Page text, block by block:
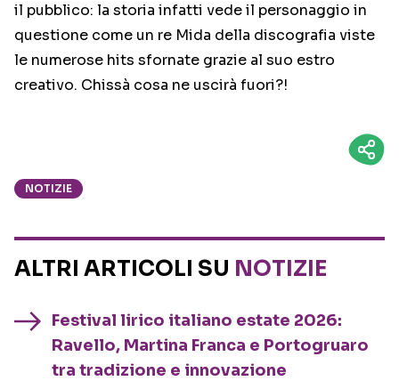
il pubblico: la storia infatti vede il personaggio in
questione come un re Mida della discografia viste
le numerose hits sfornate grazie al suo estro
creativo. Chissà cosa ne uscirà fuori?!
NOTIZIE
ALTRI ARTICOLI SU NOTIZIE
Festival lirico italiano estate 2026:
Ravello, Martina Franca e Portogruaro
tra tradizione e innovazione